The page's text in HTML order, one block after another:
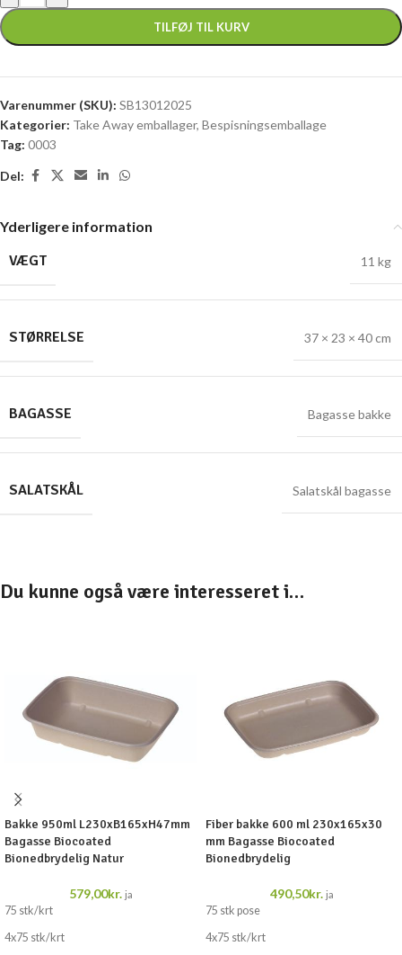
TILFØJ TIL KURV
Varenummer (SKU): SB13012025
Kategorier: Take Away emballager, Bespisningsemballage
Tag: 0003
Del:
Yderligere information
VÆGT 11 kg
STØRRELSE 37 × 23 × 40 cm
BAGASSE Bagasse bakke
SALATSKÅL Salatskål bagasse
Du kunne også være interesseret i…
Bakke 950ml L230xB165xH47mm
Bagasse Biocoated
Bionedbrydelig Natur
579,00kr. ja
75 stk/krt
4x75 stk/krt
Fiber bakke 600 ml 230x165x30
mm Bagasse Biocoated
Bionedbrydelig
490,50kr. ja
75 stk pose
4x75 stk/krt